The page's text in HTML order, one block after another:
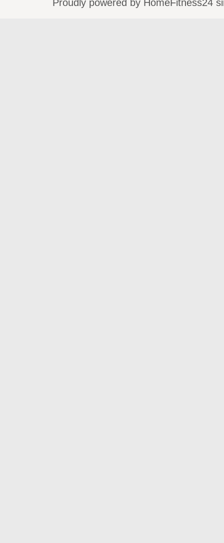
http://home-fitness24.jp/1678
Proudly powered by HomeFitness24